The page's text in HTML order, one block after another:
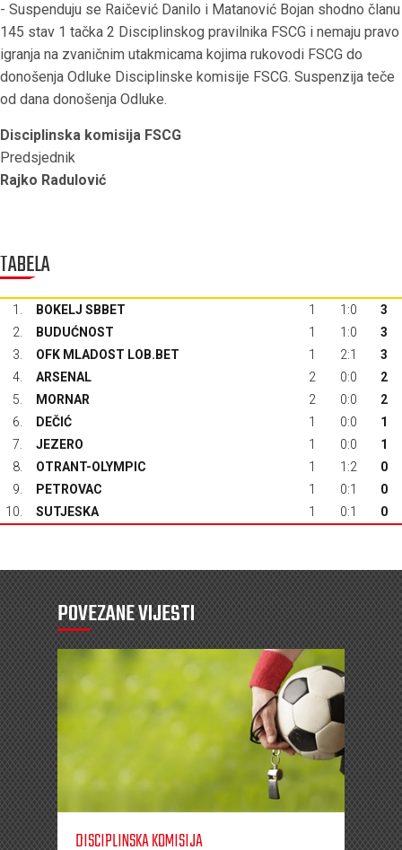
- Suspenduju se Raičević Danilo i Matanović Bojan shodno članu
145 stav 1 tačka 2 Disciplinskog pravilnika FSCG i nemaju pravo
igranja na zvaničnim utakmicama kojima rukovodi FSCG do
donošenja Odluke Disciplinske komisije FSCG. Suspenzija teče
od dana donošenja Odluke.
Disciplinska komisija FSCG
Predsjednik
Rajko Radulović
TABELA
1. BOKELJ SBBET 1 1:0
3
2.
BUDUĆNOST 1 1:0
3
3.
OFK MLADOST LOB.BET 1 2:1
3
4.
ARSENAL 2 0:0
2
5.
MORNAR 2 0:0
2
6.
DEČIĆ 1 0:0
1
7.
JEZERO 1 0:0
1
8.
OTRANT-OLYMPIC 1 1:2
0
9.
PETROVAC 1 0:1
0
10.
SUTJESKA 1 0:1 0
POVEZANE VIJESTI
DISCIPLINSKA KOMISIJA